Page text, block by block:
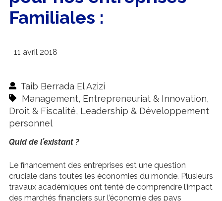
Familiales :
11 avril 2018
Taib Berrada El Azizi
Management, Entrepreneuriat & Innovation,
Droit & Fiscalité, Leadership & Développement
personnel
Quid de l’existant ?
Le financement des entreprises est une question
cruciale dans toutes les économies du monde. Plusieurs
travaux académiques ont tenté de comprendre l’impact
des marchés financiers sur l’économie des pays